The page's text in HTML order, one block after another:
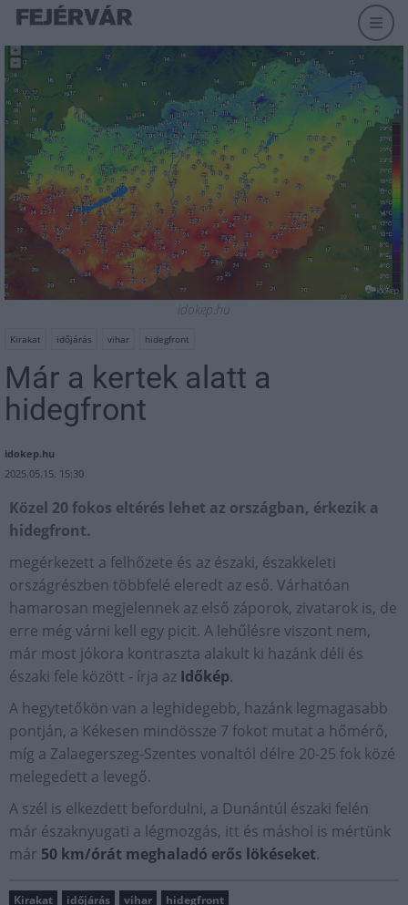
idokep.hu
Kirakat időjárás vihar hidegfront
Már a kertek alatt a
hidegfront
idokep.hu
2025.05.15. 15:30
Közel 20 fokos eltérés lehet az országban, érkezik a
hidegfront.
megérkezett a felhőzete és az északi, északkeleti
országrészben többfelé eleredt az eső. Várhatóan
hamarosan megjelennek az első záporok, zivatarok is, de
erre még várni kell egy picit. A lehűlésre viszont nem,
már most jókora kontraszta alakult ki hazánk déli és
északi fele között - írja az Időkép.
A hegytetőkön van a leghidegebb, hazánk legmagasabb
pontján, a Kékesen mindössze 7 fokot mutat a hőmérő,
míg a Zalaegerszeg-Szentes vonaltól délre 20-25 fok közé
melegedett a levegő.
A szél is elkezdett befordulni, a Dunántúl északi felén
már északnyugati a légmozgás, itt és máshol is mértünk
már 50 km/órát meghaladó erős lökéseket.
Kirakat időjárás vihar hidegfront